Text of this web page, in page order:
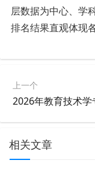
层数据为中心、学
排名结果直观体现
上一个
相关文章